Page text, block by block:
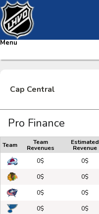
Menu
Cap Central
Pro Finance
Team Team
Revenues
Estimated
Revenue
0$
0$
0$
0$
0$
0$
0$
0$